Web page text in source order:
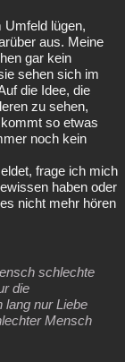
lügen,
aus. Meine
gar kein
sehen sich im
die Idee, die
zu sehen,
so etwas
noch kein
frage ich mich
haben oder
nicht mehr hören
schlechte
die
lang nur Liebe
Mensch